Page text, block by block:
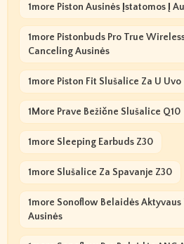
1more Piston Ausinės Įstatomos Į
1more Pistonbuds Pro True
Canceling Ausinės
1more Piston Fit Slušalice Za U Uvo
1More Prave Bežične Slušalice Q10
1more Sleeping Earbuds Z30
1more Slušalice Za Spavanje Z30
1more Sonoflow Belaidės
Ausinės